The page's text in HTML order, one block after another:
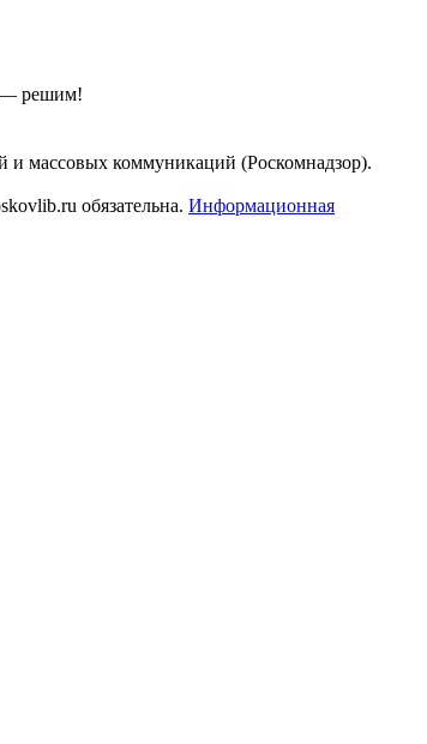
решим!
массовых коммуникаций (Роскомнадзор).
обязательна. Информационная